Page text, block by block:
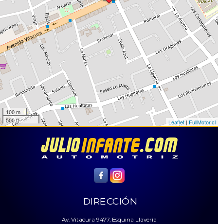
100 m
500 ft
Leaflet | FullMotor.cl
DIRECCIÓN
Av. Vitacura 9477, Esquina Llavería